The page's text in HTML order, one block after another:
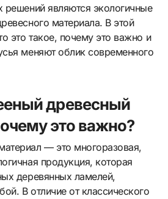
решений являются экологичные
материала. В этой
это такое, почему это важно и
меняют облик современного
древесный
это важно?
— это многоразовая,
продукция, которая
деревянных ламелей,
В отличие от классического